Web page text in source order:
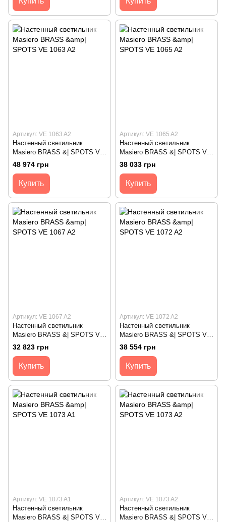
Артикул: VE 1063 A2
Настенный светильник
Masiero BRASS &| SPOTS VE
1063 A2
48 974 грн
Купить
Артикул: VE 1065 A2
Настенный светильник
Masiero BRASS &| SPOTS VE
1065 A2
38 033 грн
Купить
Артикул: VE 1067 A2
Настенный светильник
Masiero BRASS &| SPOTS VE
1067 A2
32 823 грн
Купить
Артикул: VE 1072 A2
Настенный светильник
Masiero BRASS &| SPOTS VE
1072 A2
38 554 грн
Купить
Артикул: VE 1073 A1
Настенный светильник
Masiero BRASS &| SPOTS VE
Артикул: VE 1073 A2
Настенный светильник
Masiero BRASS &| SPOTS VE